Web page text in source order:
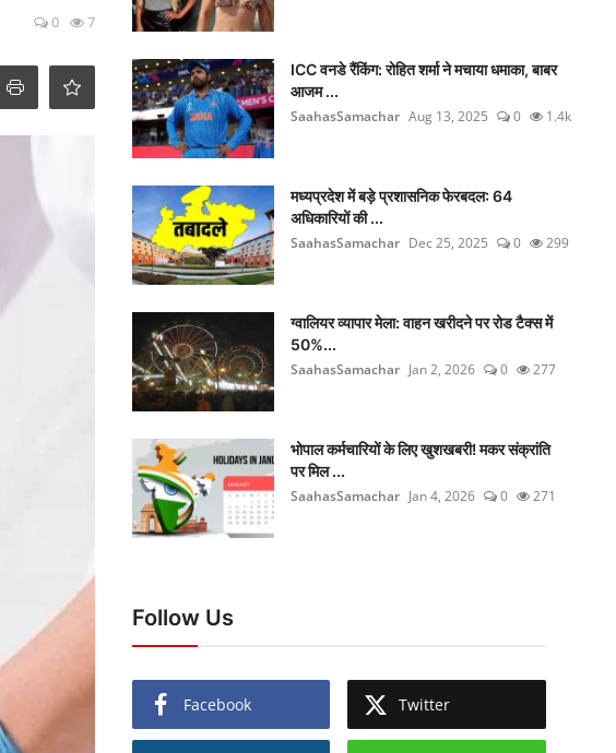
0 7
ICC वनडे रैंकिंग: रोहित शर्मा ने मचाया धमाका, बाबर
आजम ...
SaahasSamachar Aug 13, 2025 0 1.4k
मध्यप्रदेश में बड़े प्रशासनिक फेरबदल: 64
अधिकारियों की ...
SaahasSamachar Dec 25, 2025 0 299
ग्वालियर व्यापार मेला: वाहन खरीदने पर रोड टैक्स में
50%...
SaahasSamachar Jan 2, 2026 0 277
भोपाल कर्मचारियों के लिए खुशखबरी! मकर संक्रांति
पर मिल ...
SaahasSamachar Jan 4, 2026 0 271
Follow Us
Facebook Twitter